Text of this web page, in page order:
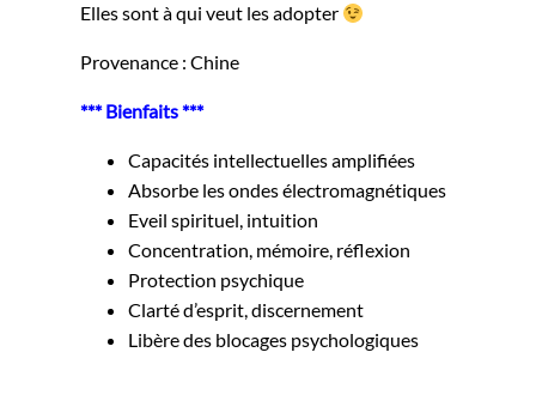
Elles sont à qui veut les adopter
Provenance : Chine
*** Bienfaits ***
Capacités intellectuelles amplifiées
Absorbe les ondes électromagnétiques
Eveil spirituel, intuition
Concentration, mémoire, réflexion
Protection psychique
Clarté d’esprit, discernement
Libère des blocages psychologiques